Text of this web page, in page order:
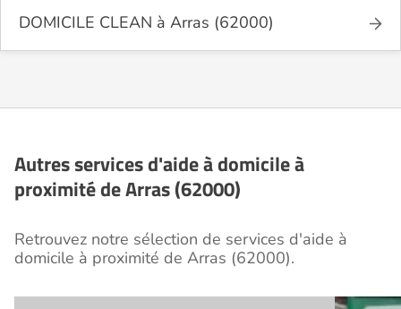
DOMICILE CLEAN à Arras (62000)
Autres services d'aide à domicile à
proximité de Arras (62000)
Retrouvez notre sélection de services d'aide à
domicile à proximité de Arras (62000).